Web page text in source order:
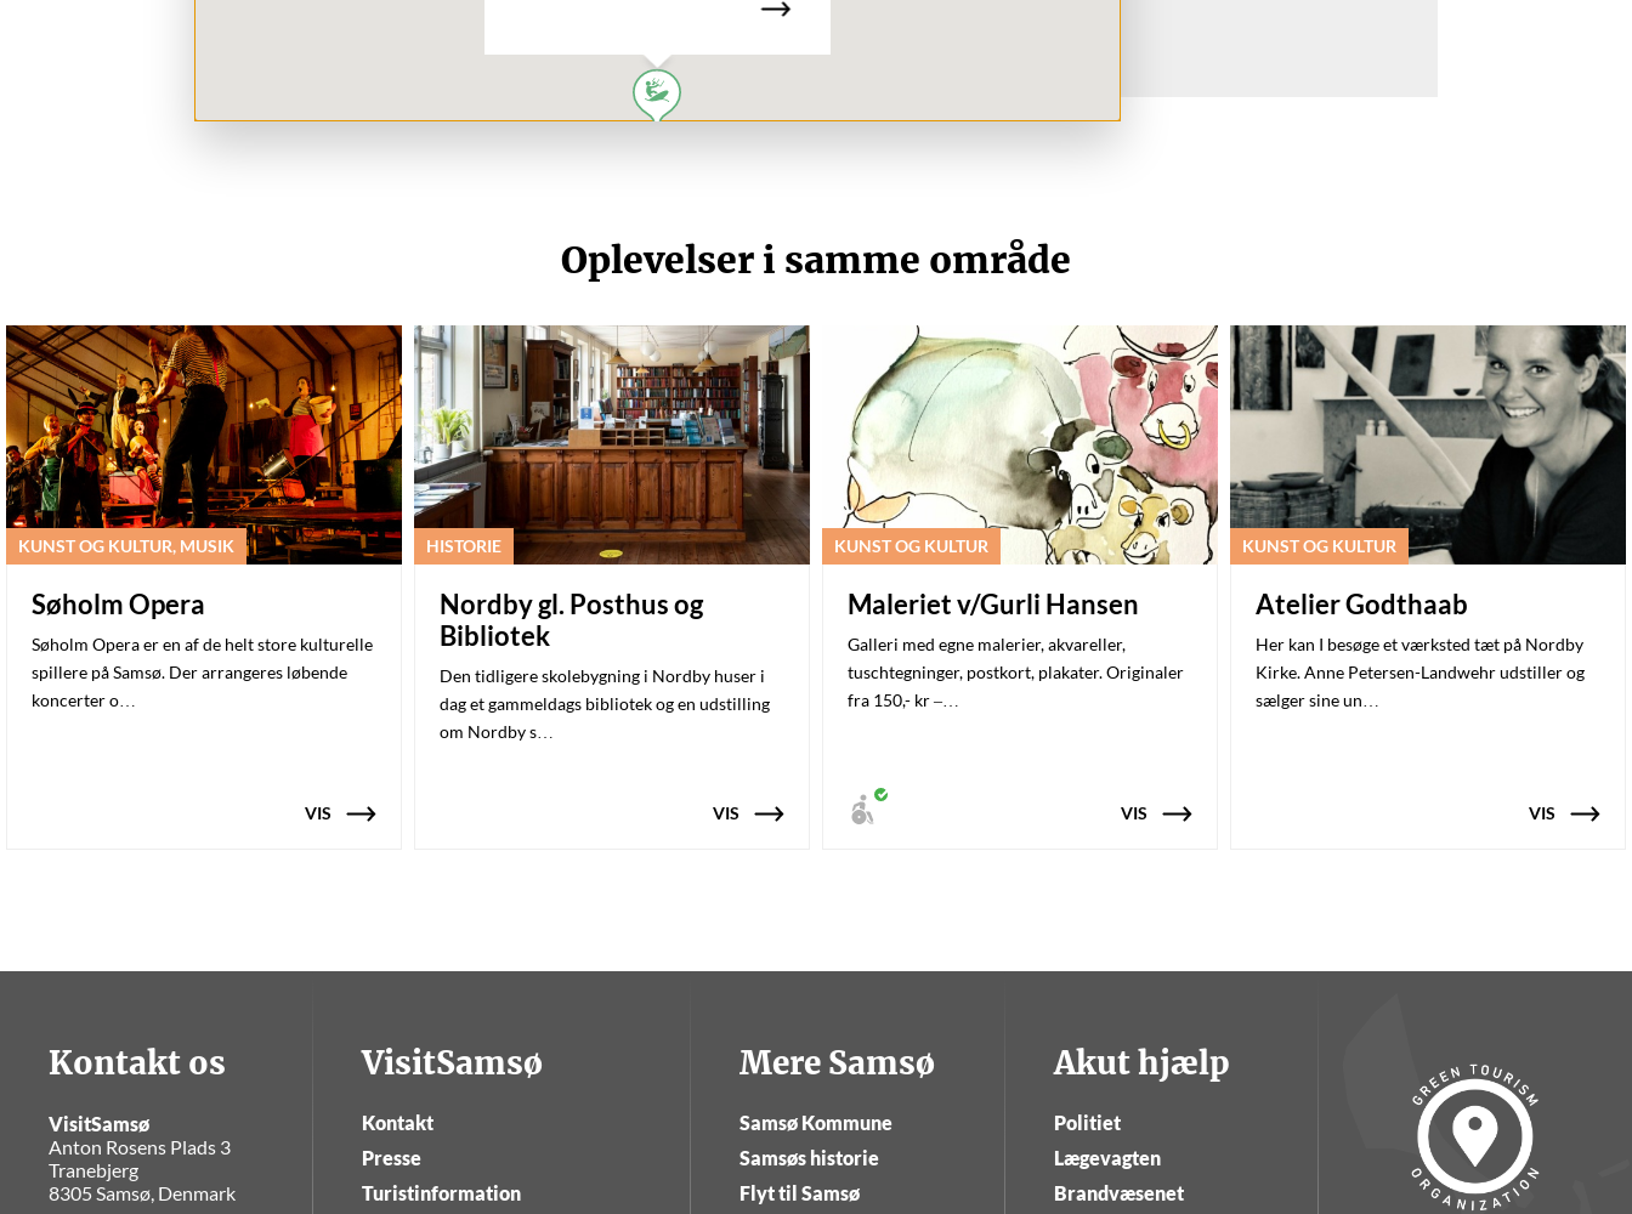
Oplevelser i samme område
KUNST OG KULTUR, MUSIK
Søholm Opera
Søholm Opera er en af de helt store kulturelle
spillere på Samsø. Der arrangeres løbende
koncerter o…
VIS
HISTORIE
Nordby gl. Posthus og
Bibliotek
Den tidligere skolebygning i Nordby huser i
dag et gammeldags bibliotek og en udstilling
om Nordby s…
VIS
KUNST OG KULTUR
Maleriet v/Gurli Hansen
Galleri med egne malerier, akvareller,
tuschtegninger, postkort, plakater. Originaler
fra 150,- kr –…
VIS
KUNST OG KULTUR
Atelier Godthaab
Her kan I besøge et værksted tæt på Nordby
Kirke. Anne Petersen-Landwehr udstiller og
sælger sine un…
VIS
Kontakt os
VisitSamsø
Anton Rosens Plads 3
Tranebjerg
8305 Samsø, Denmark
VisitSamsø
Kontakt
Presse
Turistinformation
Mere Samsø
Samsø Kommune
Samsøs historie
Flyt til Samsø
Akut hjælp
Politiet
Lægevagten
Brandvæsenet